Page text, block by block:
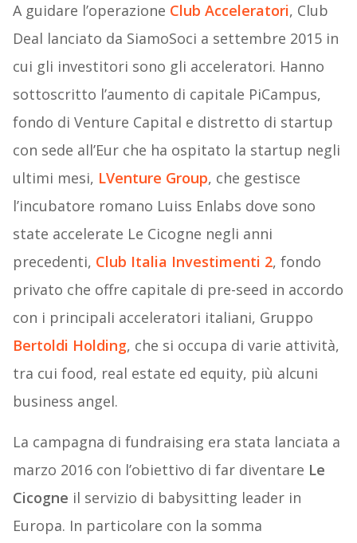
A guidare l’operazione Club Acceleratori, Club
Deal lanciato da SiamoSoci a settembre 2015 in
cui gli investitori sono gli acceleratori. Hanno
sottoscritto l’aumento di capitale PiCampus,
fondo di Venture Capital e distretto di startup
con sede all’Eur che ha ospitato la startup negli
ultimi mesi, LVenture Group, che gestisce
l’incubatore romano Luiss Enlabs dove sono
state accelerate Le Cicogne negli anni
precedenti, Club Italia Investimenti 2, fondo
privato che offre capitale di pre-seed in accordo
con i principali acceleratori italiani, Gruppo
Bertoldi Holding, che si occupa di varie attività,
tra cui food, real estate ed equity, più alcuni
business angel.
La campagna di fundraising era stata lanciata a
marzo 2016 con l’obiettivo di far diventare Le
Cicogne il servizio di babysitting leader in
Europa. In particolare con la somma